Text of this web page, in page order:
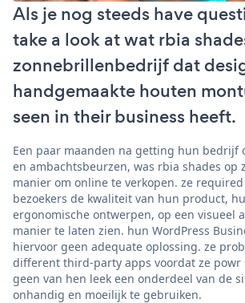
Als je nog steeds have
take a look at wat rbia
zonnebrillenbedrijf dat
handgemaakte houten
seen in their business heeft.
Een paar maanden na getting hun bedrijf
en ambachtsbeurzen, was rbia shades op
manier om online te verkopen. ze
bezoekers de kwaliteit van hun product,
ergonomische ontwerpen, op een visueel
manier te laten zien. hun WordPress
hiervoor geen adequate oplossing. ze
different third-party apps voordat ze powr
geen van hen leek een onderdeel van de
onhandig en moeilijk te gebruiken.